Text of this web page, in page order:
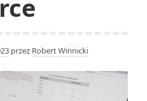
przez Robert Winnicki